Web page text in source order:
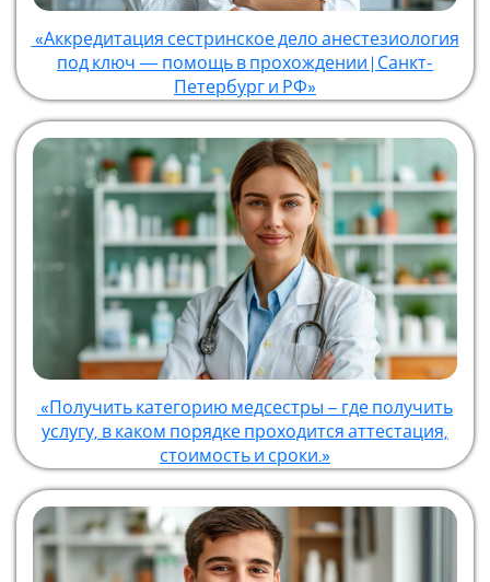
«Аккредитация сестринское дело анестезиология
под ключ — помощь в прохождении | Санкт-
Петербург и РФ»
«Получить категорию медсестры – где получить
услугу, в каком порядке проходится аттестация,
стоимость и сроки.»